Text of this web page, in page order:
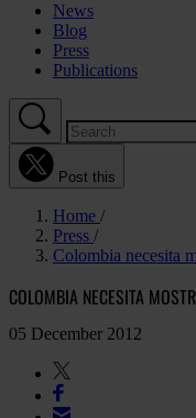
News
Blog
Press
Publications
Post this
Home
Press
Colombia necesita
COLOMBIA NECESITA
05 December 2012